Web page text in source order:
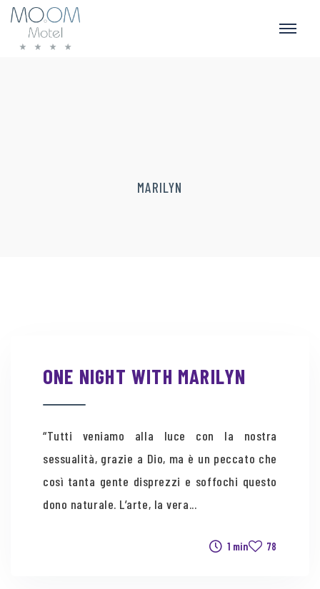
MARILYN
ONE NIGHT WITH MARILYN
“Tutti veniamo alla luce con la nostra
sessualità, grazie a Dio, ma è un peccato che
così tanta gente disprezzi e soffochi questo
dono naturale. L’arte, la vera...
78
1 min